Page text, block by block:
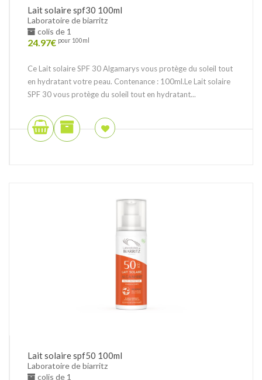
Lait solaire spf30 100ml
Laboratoire de biarritz
colis de 1
24.97€ pour 100ml
Ce Lait solaire SPF 30 Algamarys vous protège du soleil tout
en hydratant votre peau. Contenance : 100ml.Le Lait solaire
SPF 30 vous protège du soleil tout en hydratant...
Lait solaire spf50 100ml
Laboratoire de biarritz
colis de 1